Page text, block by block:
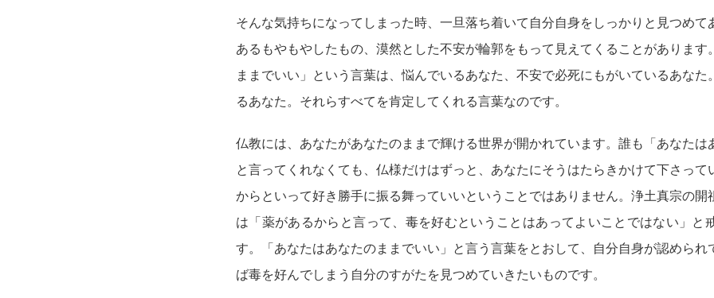
そんな気持ちになってしまった時、一旦落ち着いて自分自身をしっかりと見つめて
あるもやもやしたもの、漠然とした不安が輪郭をもって見えてくることがあります
ままでいい」という言葉は、悩んでいるあなた、不安で必死にもがいているあなた
るあなた。それらすべてを肯定してくれる言葉なのです。
仏教には、あなたがあなたのままで輝ける世界が開かれています。誰も「あなたは
と言ってくれなくても、仏様だけはずっと、あなたにそうはたらきかけて下さって
からといって好き勝手に振る舞っていいということではありません。浄土真宗の開
は「薬があるからと言って、毒を好むということはあってよいことではない」と
す。「あなたはあなたのままでいい」と言う言葉をとおして、自分自身が認められ
ば毒を好んでしまう自分のすがたを見つめていきたいものです。